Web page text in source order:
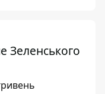
Зеленського